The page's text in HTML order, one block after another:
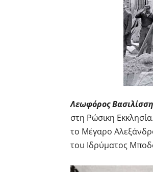
Λεωφόρος
στη Ρώσικη
το Μέγαρο
του Ιδρύματος